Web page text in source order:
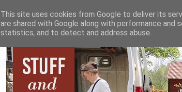
This site uses cookies from Google to deliver its
are shared with Google along with performance
statistics, and to detect and address abuse.